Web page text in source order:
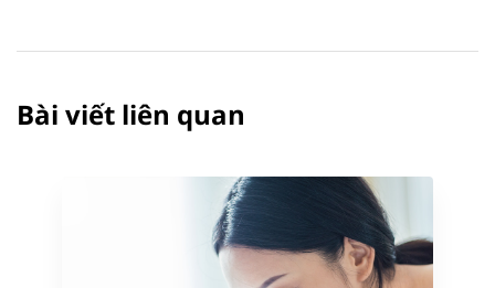
Bài viết liên quan